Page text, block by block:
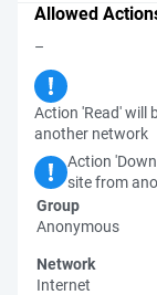
Allowed
–
Action 'Read' will
another network
Action
site from
Group
Anonymous
Network
Internet